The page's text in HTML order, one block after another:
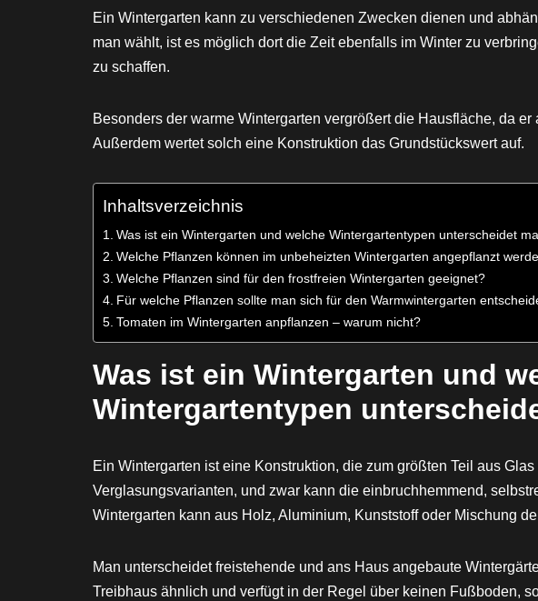
Ein Wintergarten kann zu verschiedenen Zwecken dienen und
man wählt, ist es möglich dort die Zeit ebenfalls im Winter zu
zu schaffen.
Besonders der warme Wintergarten vergrößert die Hausfläche, da
Außerdem wertet solch eine Konstruktion das Grundstückswert auf.
Inhaltsverzeichnis
Was ist ein Wintergarten und welche Wintergartentypen unterscheidet
Welche Pflanzen können im unbeheizten Wintergarten angepflanzt
Welche Pflanzen sind für den frostfreien Wintergarten geeignet?
Für welche Pflanzen sollte man sich für den Warmwintergarten
Tomaten im Wintergarten anpflanzen – warum nicht?
Was ist ein Wintergarten und
Wintergartentypen
Ein Wintergarten ist eine Konstruktion, die zum größten Teil aus
Verglasungsvarianten, und zwar kann die einbruchhemmend,
Wintergarten kann aus Holz, Aluminium, Kunststoff oder Mischung
Man unterscheidet freistehende und ans Haus angebaute
Treibhaus ähnlich und verfügt in der Regel über keinen Fußboden,